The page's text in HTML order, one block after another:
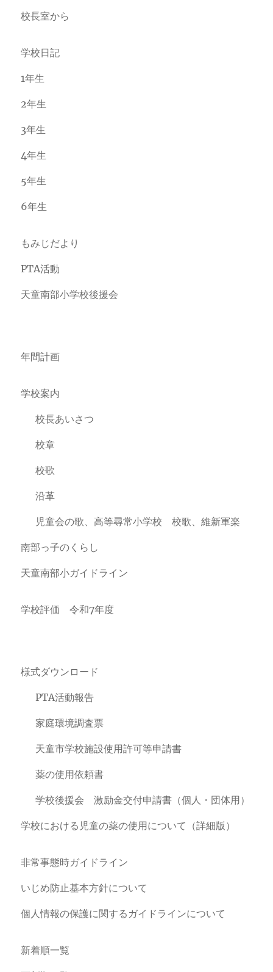
校長室から
学校日記
1年生
2年生
3年生
4年生
5年生
6年生
もみじだより
PTA活動
天童南部小学校後援会
年間計画
学校案内
校長あいさつ
校章
校歌
沿革
児童会の歌、高等尋常小学校 校歌、維新軍楽
南部っ子のくらし
天童南部小ガイドライン
学校評価 令和7年度
様式ダウンロード
PTA活動報告
家庭環境調査票
天童市学校施設使用許可等申請書
薬の使用依頼書
学校後援会 激励金交付申請書（個人・団体用）
学校における児童の薬の使用について（詳細版）
非常事態時ガイドライン
いじめ防止基本方針について
個人情報の保護に関するガイドラインについて
新着順一覧